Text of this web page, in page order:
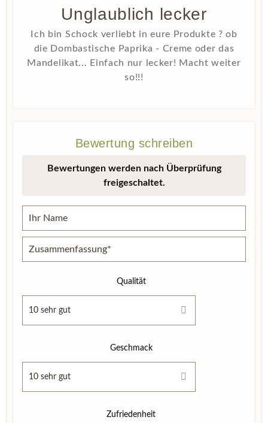
Unglaublich lecker
Ich bin Schock verliebt in eure Produkte ? ob
die Dombastische Paprika - Creme oder das
Mandelikat... Einfach nur lecker! Macht weiter
so!!!
Bewertung schreiben
Bewertungen werden nach Überprüfung
freigeschaltet.
Qualität
Geschmack
Zufriedenheit